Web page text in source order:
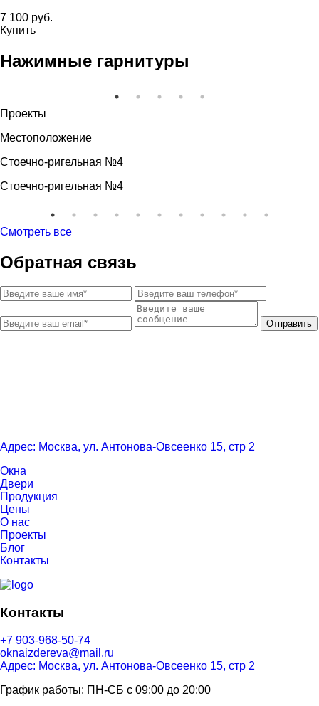
7 100 руб.
Купить
Нажимные гарнитуры
Проекты
Местоположение
Стоечно-ригельная №4
Стоечно-ригельная №4
Смотреть все
Обратная связь
Отправить
Адрес: Москва, ул. Антонова-Овсеенко 15, стр 2
Окна
Двери
Продукция
Цены
О нас
Проекты
Блог
Контакты
Контакты
+7 903-968-50-74
oknaizdereva@mail.ru
Адрес: Москва, ул. Антонова-Овсеенко 15, стр 2
График работы: ПН-СБ с 09:00 до 20:00